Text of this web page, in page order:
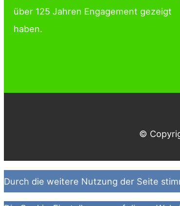
über 125 Jahren Engagement gezeigt
haben.
©
Durch die weitere Nutzung der Seite